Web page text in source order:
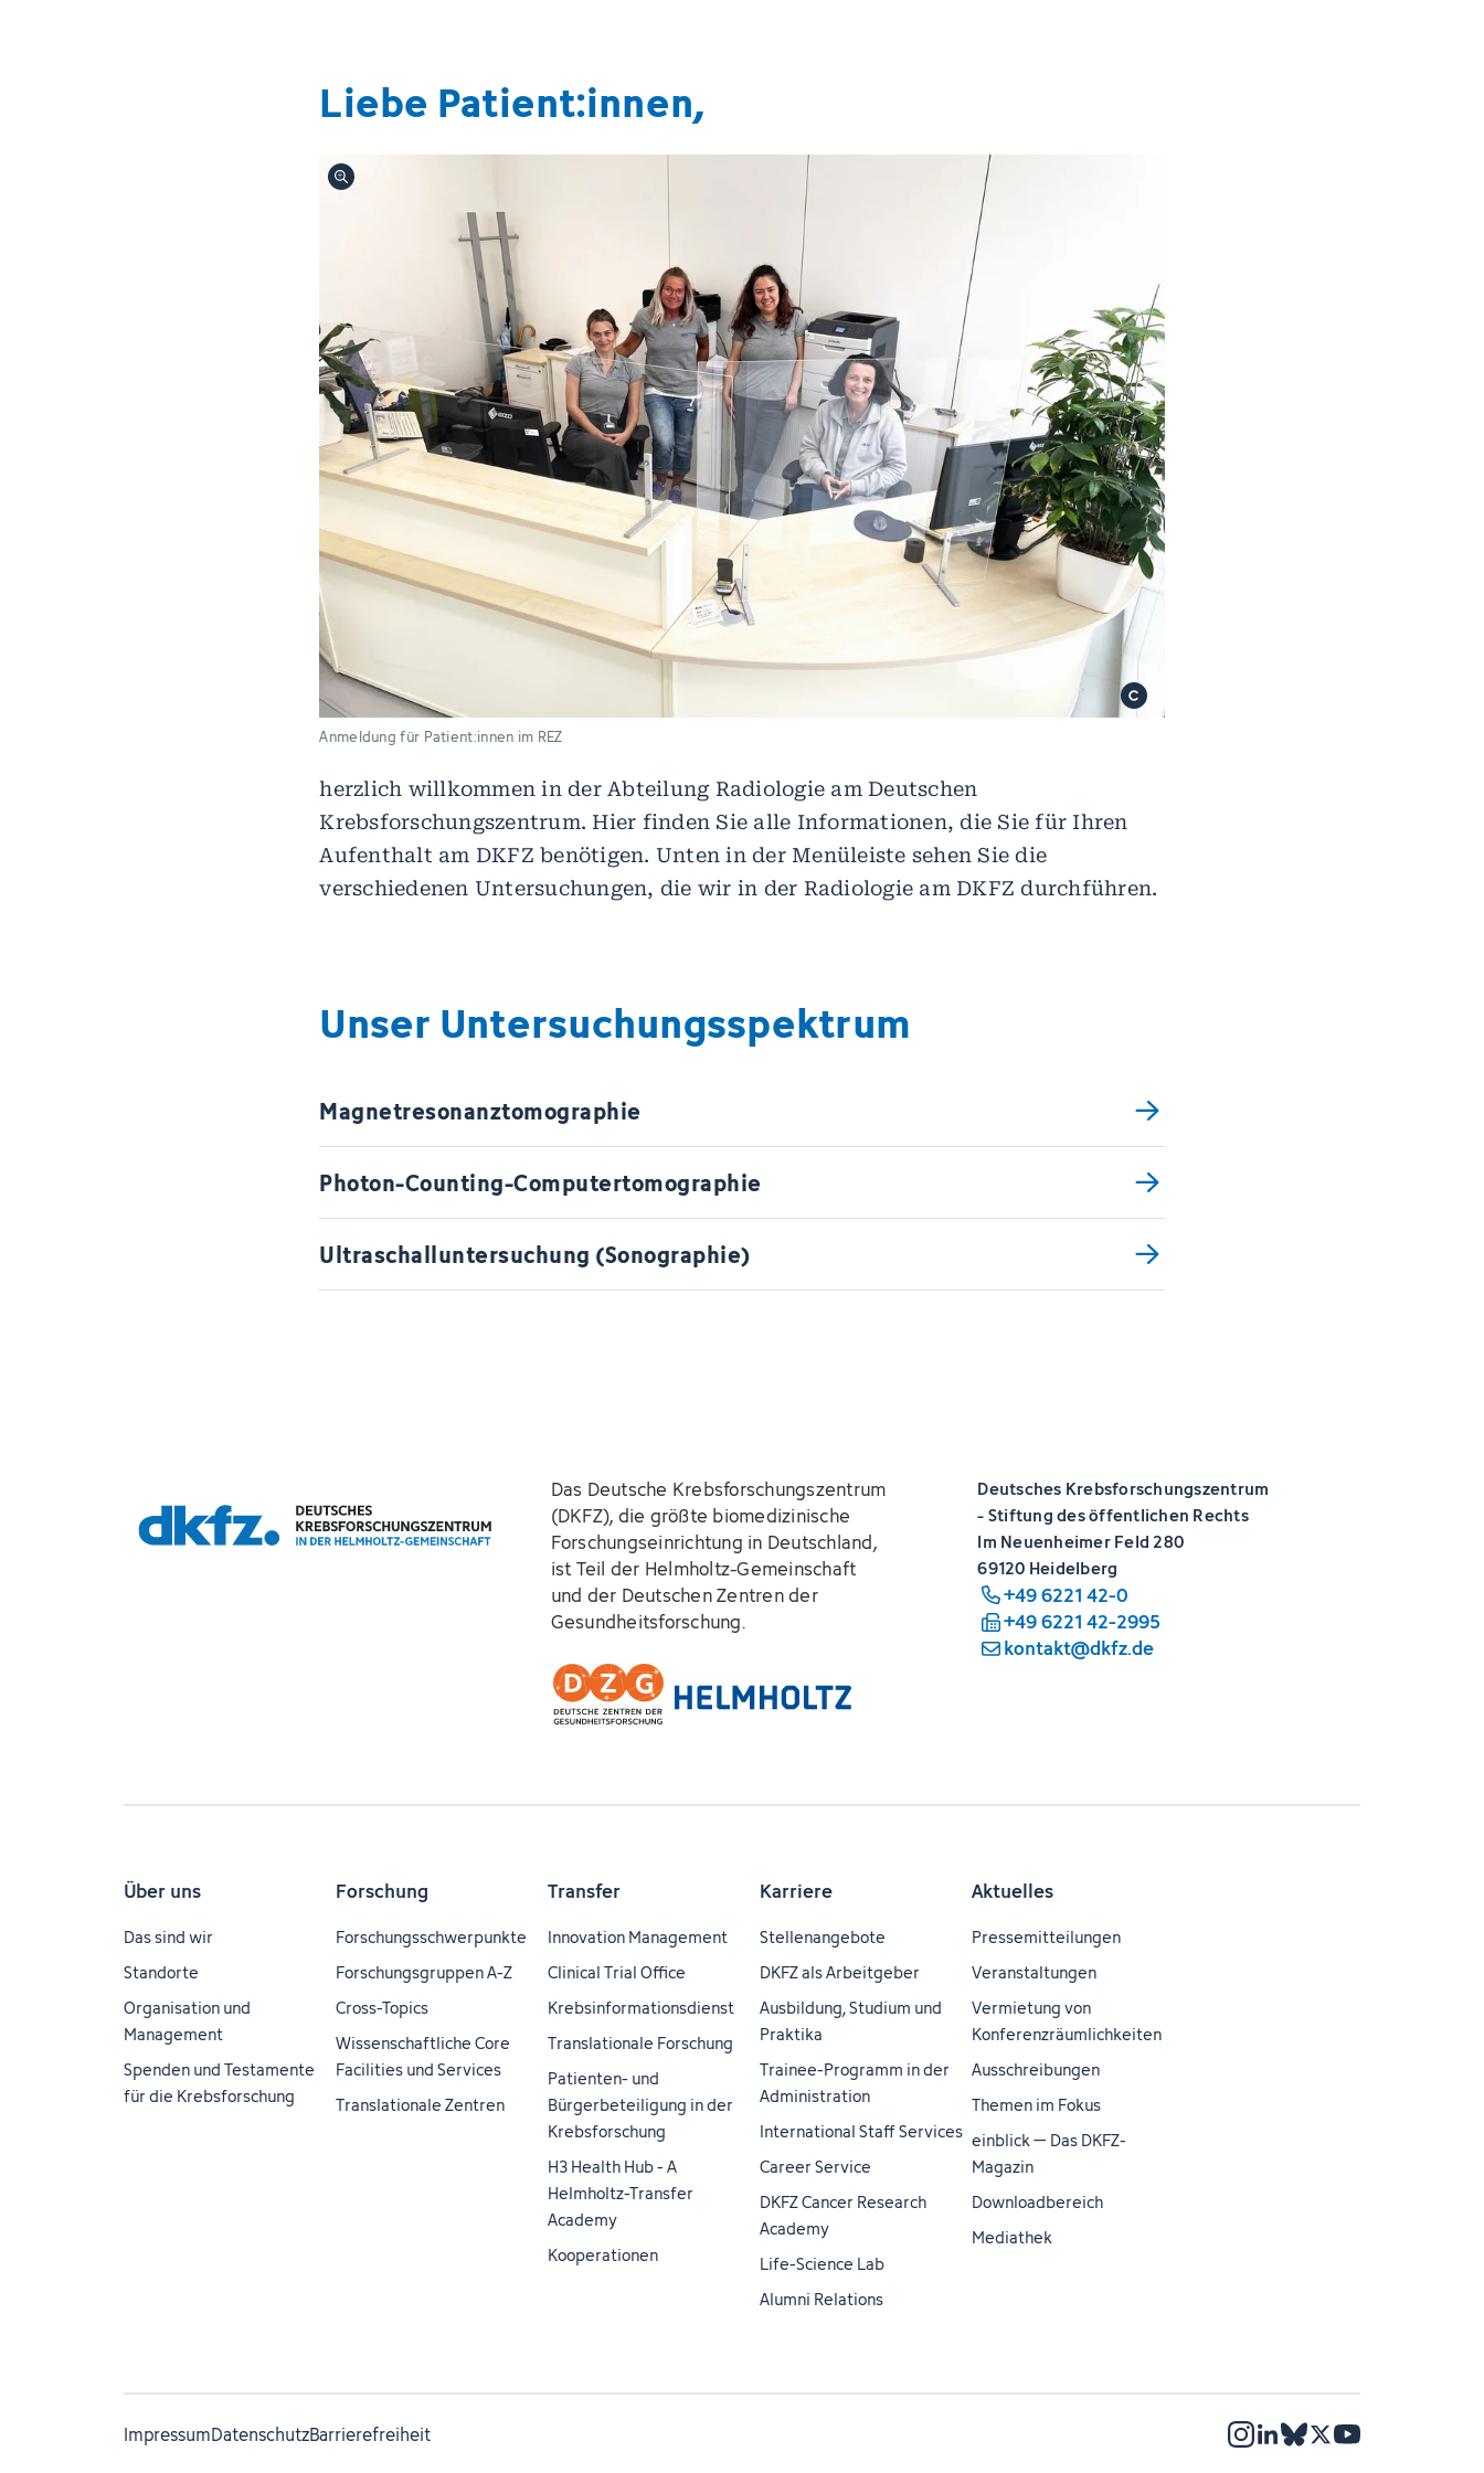
Liebe Patient:innen,
Anmeldung für Patient:innen im REZ
herzlich willkommen in der Abteilung Radiologie am Deutschen
Krebsforschungszentrum. Hier finden Sie alle Informationen, die Sie für Ihren
Aufenthalt am DKFZ benötigen. Unten in der Menüleiste sehen Sie die
verschiedenen Untersuchungen, die wir in der Radiologie am DKFZ durchführen.
Unser Untersuchungsspektrum
Magnetresonanztomographie
Photon-Counting-Computertomographie
Ultraschalluntersuchung (Sonographie)
Das Deutsche Krebsforschungszentrum
(DKFZ), die größte biomedizinische
Forschungseinrichtung in Deutschland,
ist Teil der Helmholtz-Gemeinschaft
und der Deutschen Zentren der
Gesundheitsforschung.
Deutsches Krebsforschungszentrum
- Stiftung des öffentlichen Rechts
Im Neuenheimer Feld 280
69120 Heidelberg
+49 6221 42-0
+49 6221 42-2995
kontakt@dkfz.de
Über uns
Das sind wir
Standorte
Organisation und
Management
Spenden und Testamente
für die Krebsforschung
Forschung
Forschungsschwerpunkte
Forschungsgruppen A-Z
Cross-Topics
Wissenschaftliche Core
Facilities und Services
Translationale Zentren
Transfer
Innovation Management
Clinical Trial Office
Krebsinformationsdienst
Translationale Forschung
Patienten- und
Bürgerbeteiligung in der
Krebsforschung
H3 Health Hub - A
Helmholtz-Transfer
Academy
Kooperationen
Karriere
Stellenangebote
DKFZ als Arbeitgeber
Ausbildung, Studium und
Praktika
Trainee-Programm in der
Administration
International Staff Services
Career Service
DKFZ Cancer Research
Academy
Life-Science Lab
Alumni Relations
Aktuelles
Pressemitteilungen
Veranstaltungen
Vermietung von
Konferenzräumlichkeiten
Ausschreibungen
Themen im Fokus
einblick – Das DKFZ-
Magazin
Downloadbereich
Mediathek
ImpressumDatenschutzBarrierefreiheit